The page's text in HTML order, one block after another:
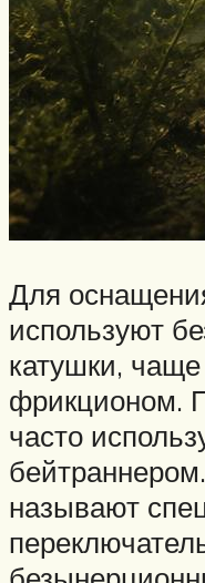
Для
используют
катушки,
фрикционом.
часто
называют